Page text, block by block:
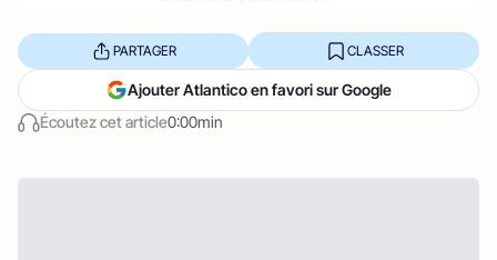
Écoutez cet article0:00min
PARTAGER CLASSER
Ajouter Atlantico en favori sur Google